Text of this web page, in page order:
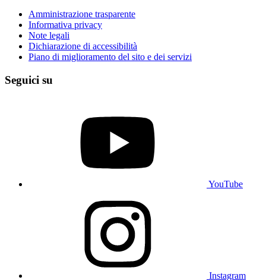
Amministrazione trasparente
Informativa privacy
Note legali
Dichiarazione di accessibilità
Piano di miglioramento del sito e dei servizi
Seguici su
YouTube
Instagram